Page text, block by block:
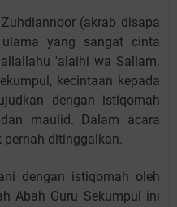
(akrab disapa
yang sangat cinta
'alaihi wa Sallam.
kecintaan kepada
dengan istiqomah
maulid. Dalam acara
ditinggalkan.
dengan istiqomah oleh
Abah Guru Sekumpul ini